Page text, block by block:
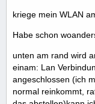
kriege mein WLAN
Habe schon
unten am rand wird
einam: Lan
angeschlossen (ich
normal reinkommt,